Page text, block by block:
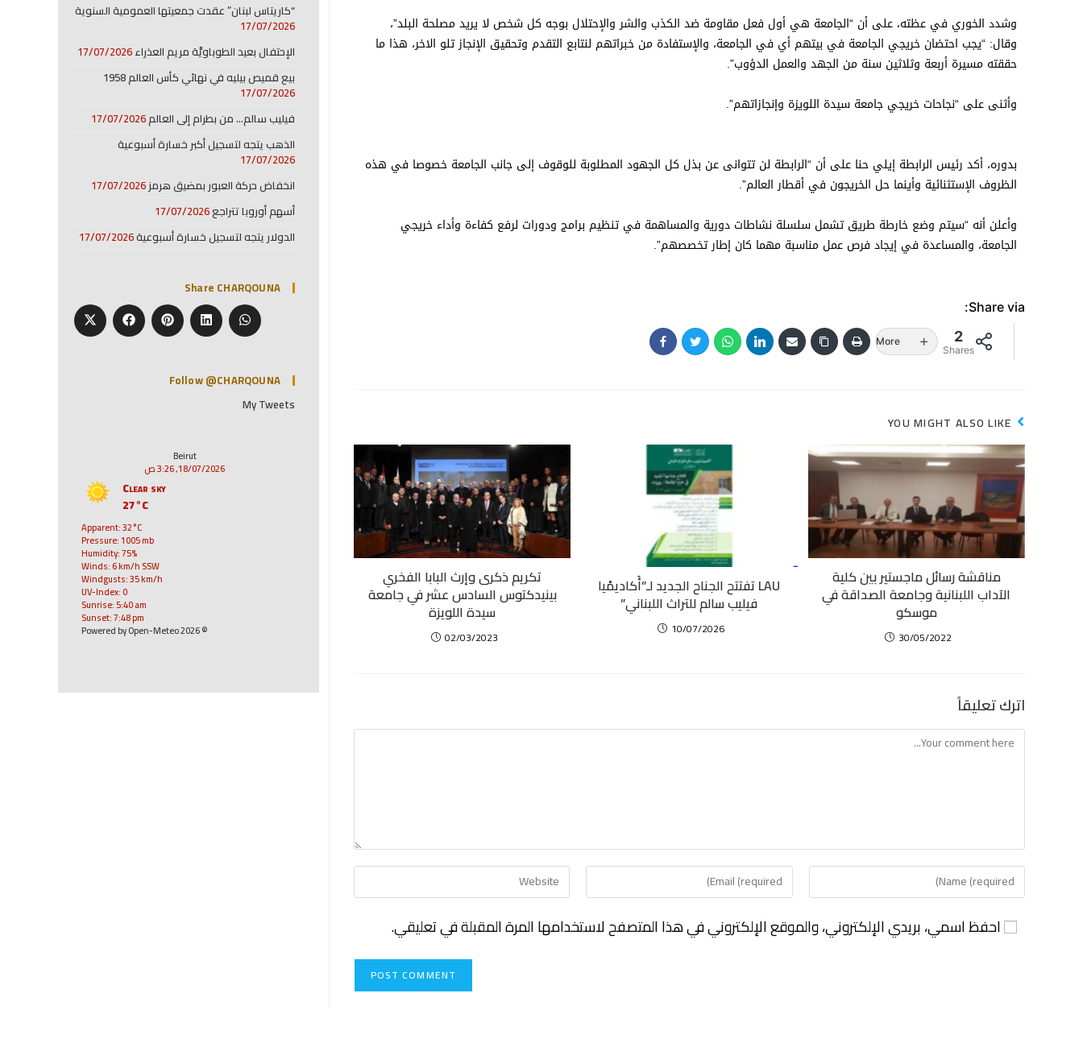
وشدد الخوري في عظته، على أن “الجامعة هي أول فعل مقاومة ضد الكذب والشر والإحتلال بوجه كل شخص لا يريد مصلحة البلد”،
وقال: “يجب احتضان خريجي الجامعة في بيتهم أي في الجامعة، والإستفادة من خبراتهم لنتابع التقدم وتحقيق الإنجاز تلو الاخر، هذا ما
حققته مسيرة أربعة وثلاثين سنة من الجهد والعمل الدؤوب”.
وأثنى على “نجاحات خريجي جامعة سيدة اللويزة وإنجازاتهم”.
بدوره، أكد رئيس الرابطة إيلي حنا على أن “الرابطة لن تتوانى عن بذل كل الجهود المطلوبة للوقوف إلى جانب الجامعة خصوصا في هذه
الظروف الإستثنائية وأينما حل الخريجون في أقطار العالم”.
وأعلن أنه “سيتم وضع خارطة طريق تشمل سلسلة نشاطات دورية والمساهمة في تنظيم برامج ودورات لرفع كفاءة وأداء خريجي
الجامعة، والمساعدة في إيجاد فرص عمل مناسبة مهما كان إطار تخصصهم”.
Share via:
2
Shares
More
YOU MIGHT ALSO LIKE
تكريم ذكرى وإرث البابا الفخري
بينيدكتوس السادس عشر في جامعة
سيدة اللويزة
02/03/2023
LAU تفتتح الجناح الجديد لـ”أَكاديمْيا
فيليب سالم للتراث اللبناني”
10/07/2026
مناقشة رسائل ماجستير بين كلية
الآداب اللبنانية وجامعة الصداقة في
موسكو
30/05/2022
اترك تعليقاً
احفظ اسمي، بريدي الإلكتروني، والموقع الإلكتروني في هذا المتصفح لاستخدامها المرة المقبلة في تعليقي.
“كاريتاس لبنان” عقدت جمعيتها العمومية السنوية
17/07/2026
الإحتفال بعيد الطوباويَّة مريم العذراء17/07/2026
بيع قميص بيليه في نهائي كأس العالم 1958
17/07/2026
فيليب سالم… من بطرام إلى العالم17/07/2026
الذهب يتجه لتسجيل أكبر خسارة أسبوعية
17/07/2026
انخفاض حركة العبور بمضيق هرمز17/07/2026
أسهم أوروبا تتراجع17/07/2026
الدولار يتجه لتسجيل خسارة أسبوعية17/07/2026
Share CHARQOUNA
Follow @CHARQOUNA
My Tweets
Beirut
18/07/2026, 3:26 ص
Clear sky
27°C
Apparent: 32°C
Pressure: 1005 mb
Humidity: 75%
Winds: 6 km/h SSW
Windgusts: 35 km/h
UV-Index: 0
Sunrise: 5:40 am
Sunset: 7:48 pm
© 2026 Powered by Open-Meteo